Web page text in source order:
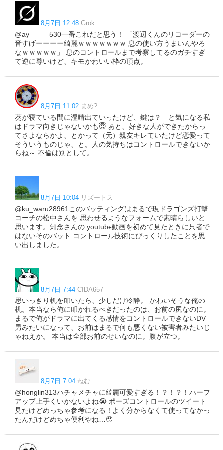
8月7日 12:48 Grok
@ay_____530一番これだと思う！ 「渡辺くんのリコーダーの
音すげーーーー綺麗ｗｗｗｗｗｗｗ 息の使い方うまいんやろ
なｗｗｗｗｗ」 息のコントロールまで考察してるのガチすぎ
て逆に尊いけど、キモかわいい枠の頂点。
8月7日 11:02 まめ?️
葵が寝ている間に澄晴出ていったけど、鍵は？ と気になる私
はドラマ向きじゃないかも😇 あと、好きな人ができたからっ
てさよならかよ、とかって（元）親友キレていたけど恋愛って
そういうものじゃ、と。人の気持ちはコントロールできないか
らね～ 不倫は別として。
8月7日 10:04 リズートス
@ku_waru28961このバッティングはまるで現ドラゴンズ打撃
コーチの松中さんを 思わせるようなフォームで素晴らしいと
思います。知念さんの youtube動画を初めて見たときに只者で
はないそのバット コントロール技術にびっくりしたことを思
い出しました。
8月7日 7:44 CIDA657
思いっきり机を叩いたら、少しだけ冷静。 かわいそうな俺の
机。本当なら俺に叩かれるべきだったのは、お前の尻なのに。
まるで俺がドラマに出てくる感情をコントロールできないDV
男みたいになって、お前はまるで何も悪くない被害者みたいじ
ゃねえか。 本当は全部お前のせいなのに。腹が立つ。
8月7日 7:04 ねむ
@honglin313ハチャメチャに綺麗可愛すぎる！？！？！ハーフ
アップ上手くいかないよね😭 ポーズコントロールのツイート
見たけどめっちゃ参考になる！よく分からなくて使ってなかっ
たんだけどめちゃ便利やね…🥹